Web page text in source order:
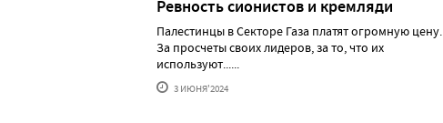
Ревность сионистов и кремляди
Палестинцы в Секторе Газа платят огромную цену.
За просчеты своих лидеров, за то, что их
используют......
3 ИЮНЯ'2024